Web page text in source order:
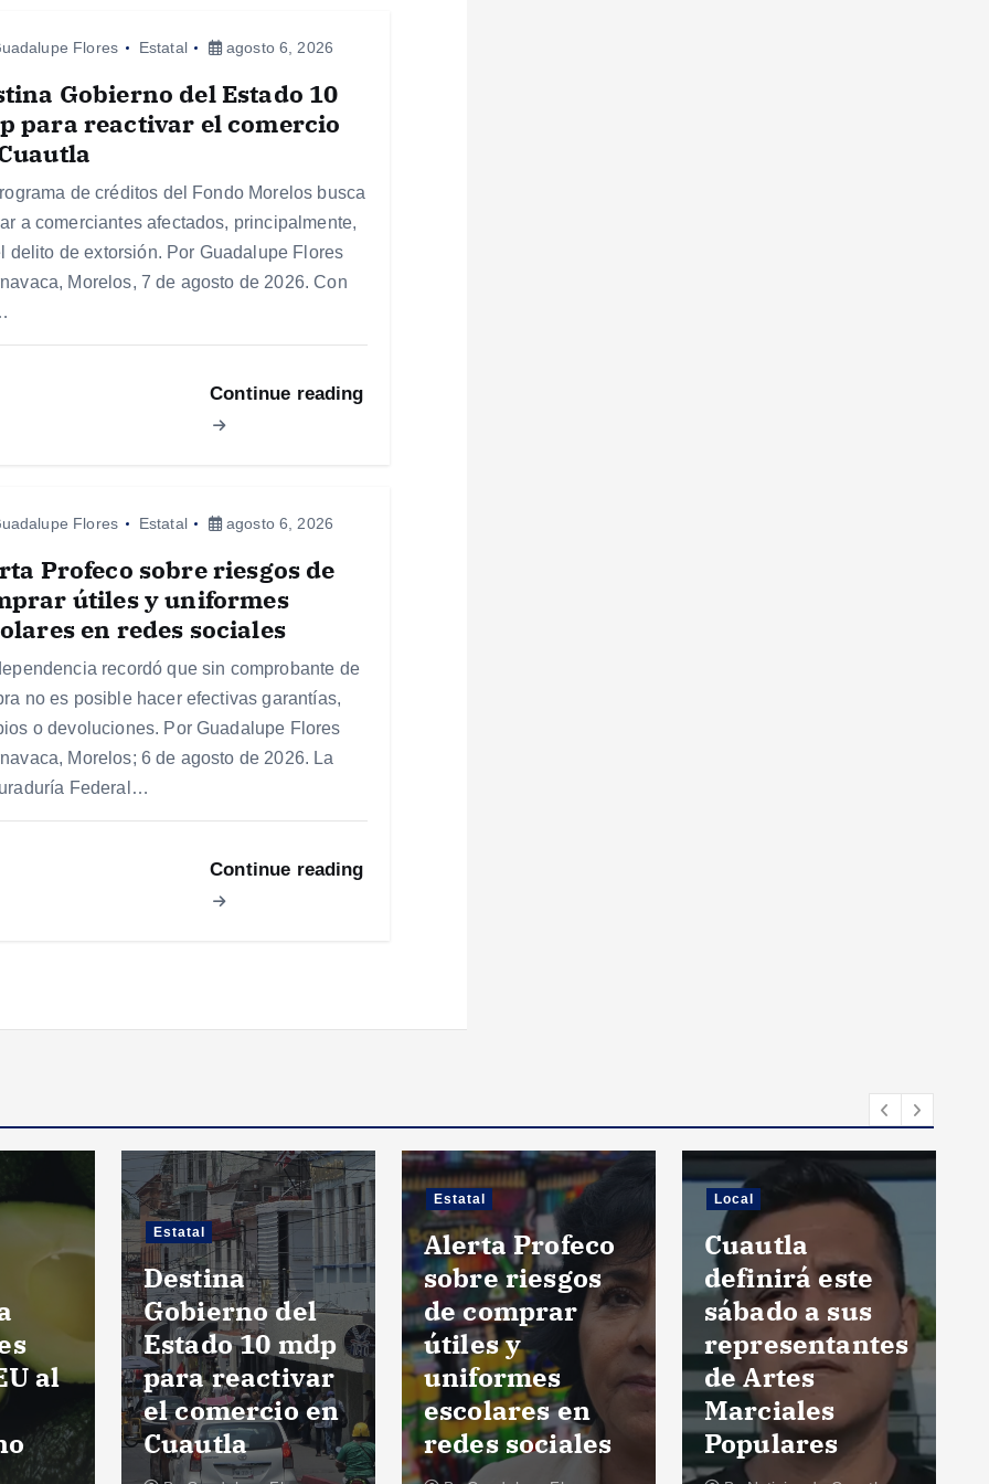
Flores Estatal agosto 6, 2026
Gobierno del Estado 10
para reactivar el comercio
de créditos del Fondo Morelos busca
a comerciantes afectados, principalmente,
delito de extorsión. Por Guadalupe Flores
Morelos, 7 de agosto de 2026. Con
Continue reading
Flores Estatal agosto 6, 2026
Profeco sobre riesgos de
útiles y uniformes
en redes sociales
recordó que sin comprobante de
no es posible hacer efectivas garantías,
o devoluciones. Por Guadalupe Flores
Morelos; 6 de agosto de 2026. La
Federal…
Continue reading
en
Estatal
Alerta Profeco
sobre riesgos
de comprar
útiles y
uniformes
escolares en
redes sociales
Local
Cuautla
definirá este
sábado a sus
representantes
de Artes
Marciales
Populares
Local
Aumentan
ventas de
aguas frescas
en Cuautla por
altas
temperaturas;
helados y
paletas no
repuntan